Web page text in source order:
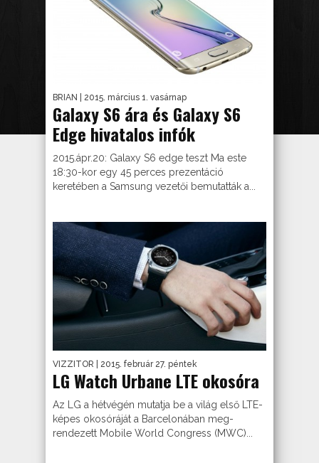
BRIAN | 2015. március 1. vasárnap
Galaxy S6 ára és Galaxy S6
Edge hivatalos infók
2015.ápr.20: Galaxy S6 edge teszt Ma este
18:30-kor egy 45 perces prezentáció
keretében a Samsung vezetői bemutatták a...
VIZZITOR | 2015. február 27. péntek
LG Watch Urbane LTE okosóra
Az LG a hétvégén mutatja be a világ első LTE-
képes okosóráját a Barcelonában meg-
rendezett Mobile World Congress (MWC)...